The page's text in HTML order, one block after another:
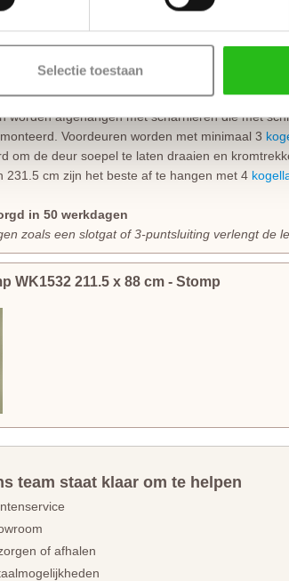
Selectie toestaan
voordeuren
worden afgehangen met scharnieren die met
Voordeuren worden met minimaal 3
om de deur soepel te laten draaien en
231.5 cm zijn het beste af te hangen met 4
in 50 werkdagen
zoals een slotgat of 3-puntsluiting verlengt de
WK1532 211.5 x 88 cm - Stomp
team staat klaar om te helpen
of afhalen